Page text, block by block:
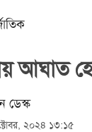
আঘাত
ডেস্ক
২০২৪ ১৩:১৫